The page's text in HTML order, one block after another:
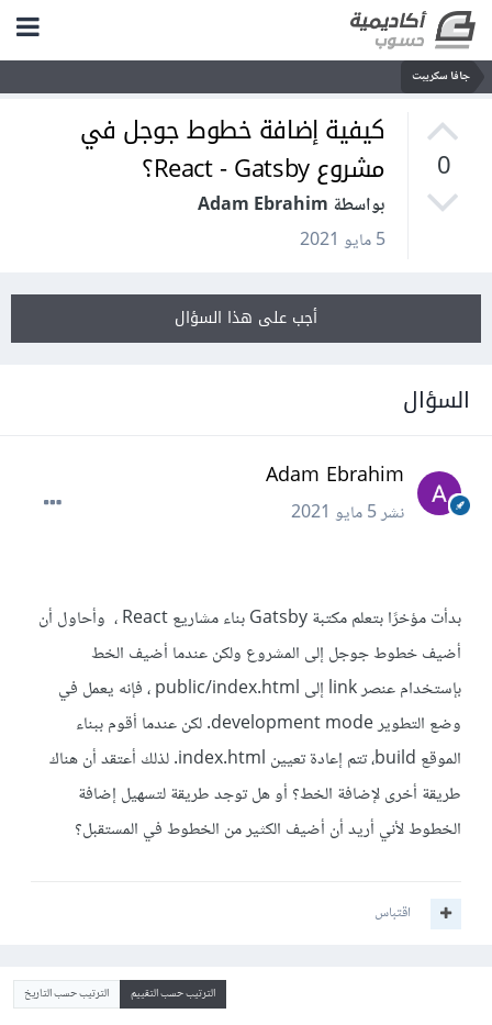
جافا سكريبت
0
كيفية إضافة خطوط جوجل في
مشروع React - Gatsby؟
بواسطة Adam Ebrahim
5 مايو 2021
أجب على هذا السؤال
السؤال
Adam Ebrahim
نشر5 مايو 2021
بدأت مؤخرًا بتعلم مكتبة Gatsby بناء مشاريع React ، وأحاول أن
أضيف خطوط جوجل إلى المشروع ولكن عندما أضيف الخط
بإستخدام عنصر link إلى public/index.html ، فإنه يعمل في
وضع التطوير development mode. لكن عندما أقوم ببناء
الموقع build، تتم إعادة تعيين index.html. لذلك أعتقد أن هناك
طريقة أخرى لإضافة الخط؟ أو هل توجد طريقة لتسهيل إضافة
الخطوط لأني أريد أن أضيف الكثير من الخطوط في المستقبل؟
اقتباس
الترتيب حسب التقييم الترتيب حسب التاريخ